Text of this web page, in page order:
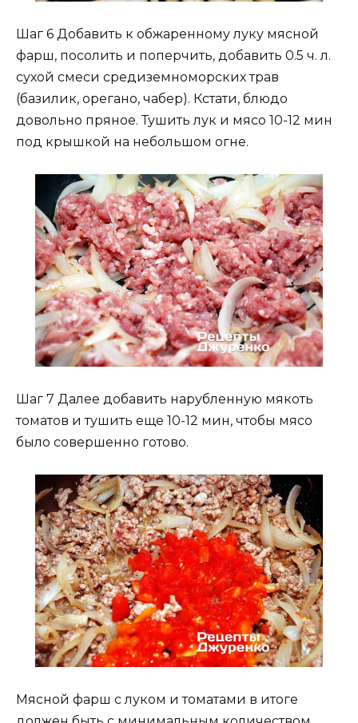
Шаг 6 Добавить к обжаренному луку мясной
фарш, посолить и поперчить, добавить 0.5 ч. л.
сухой смеси средиземноморских трав
(базилик, орегано, чабер). Кстати, блюдо
довольно пряное. Тушить лук и мясо 10-12 мин
под крышкой на небольшом огне.
Шаг 7 Далее добавить нарубленную мякоть
томатов и тушить еще 10-12 мин, чтобы мясо
было совершенно готово.
Мясной фарш с луком и томатами в итоге